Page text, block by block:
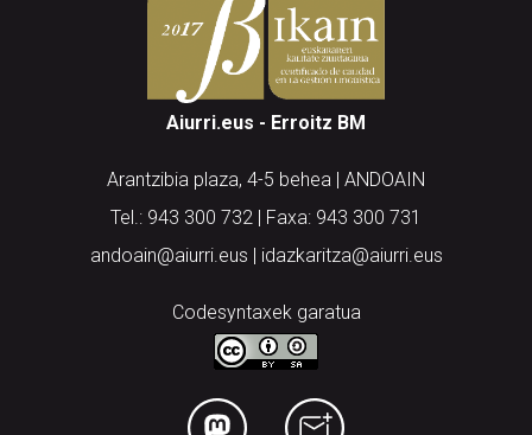
Aiurri.eus - Erroitz BM
Arantzibia plaza, 4-5 behea | ANDOAIN
Tel.: 943 300 732 | Faxa: 943 300 731
andoain@aiurri.eus | idazkaritza@aiurri.eus
Codesyntaxek garatua